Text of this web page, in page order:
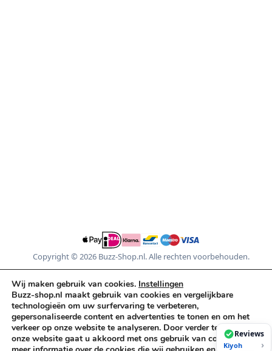
Copyright © 2026 Buzz-Shop.nl. Alle rechten voorbehouden.
Wij maken gebruik van cookies. Instellingen
Buzz-shop.nl maakt gebruik van cookies en vergelijkbare
technologieën om uw surfervaring te verbeteren,
gepersonaliseerde content en advertenties te tonen en om het
verkeer op onze website te analyseren. Door verder te gaan op
onze website gaat u akkoord met ons gebruik van cookies. Voor
Reviews
Kiyoh ›